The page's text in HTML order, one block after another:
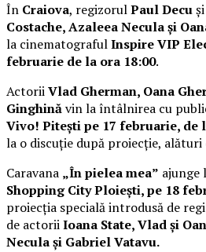
În Craiova, regizorulPaul Decu
Costache, Azaleea Necula și
la cinematografulInspire VIP
februarie de la ora 18:00.
ActoriiVlad Gherman, Oana
Ginghinăvin la întâlnirea cu
Vivo! Pitești pe 17 februarie, de
la o discuție după proiecție,
Caravana „În pielea mea” ajunge
Shopping City Ploiești, pe 18
proiecția specială introdusă de
de actoriiIoana State, Vlad și
Necula și Gabriel Vatavu.